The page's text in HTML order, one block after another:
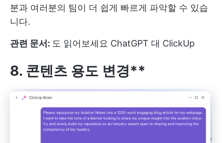
분과 여러분의 팀이 더 쉽게 빠르게 파악할 수 있습
니다.
관련 문서: 도 읽어보세요 ChatGPT 대 ClickUp
8. 콘텐츠 용도 변경**